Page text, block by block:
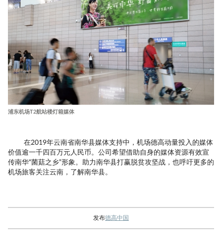
浦东机场T2航站楼灯箱媒体
在2019年云南省南华县媒体支持中，机场德高动量投入的媒体
价值逾一千四百万元人民币。公司希望借助自身的媒体资源有效宣
传南华“菌菇之乡”形象。助力南华县打赢脱贫攻坚战，也呼吁更多的
机场旅客关注云南，了解南华县。
发布德高中国